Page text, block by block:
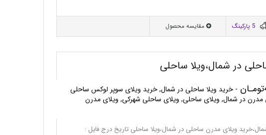
مقایسه محصول
در شمال،ویلا ساحلی
- خرید ویلا ساحلی در شمال, خرید ویلای سوپر لوکس ساحلی
مدرن در شمال, ویلای ساحلی, ویلای ساحلی شهرکی, ویلای مدرن
ویلای مدرن ساحلی در شمال،ویلا ساحلی تاریخ درج فایل :